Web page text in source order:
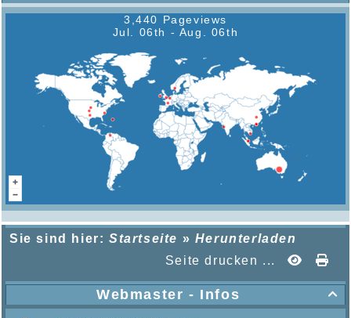
3,440 Pageviews
Jul. 06th - Aug. 06th
Sie sind hier: Startseite » Herunterladen
Seite drucken ...

Webmaster - Infos